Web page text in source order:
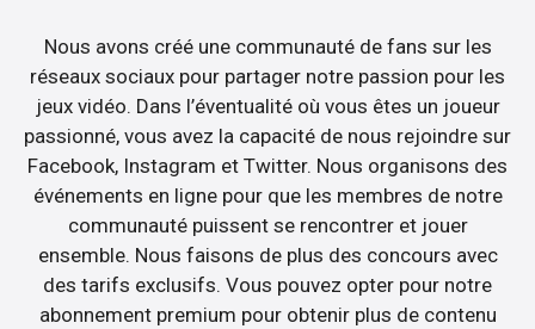
Nous avons créé une communauté de fans sur les
réseaux sociaux pour partager notre passion pour les
jeux vidéo. Dans l’éventualité où vous êtes un joueur
passionné, vous avez la capacité de nous rejoindre sur
Facebook, Instagram et Twitter. Nous organisons des
événements en ligne pour que les membres de notre
communauté puissent se rencontrer et jouer
ensemble. Nous faisons de plus des concours avec
des tarifs exclusifs. Vous pouvez opter pour notre
abonnement premium pour obtenir plus de contenu